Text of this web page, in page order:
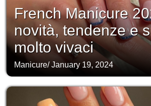
French Manicure
novità, tendenze e
molto vivaci
Manicure/January 19, 2024